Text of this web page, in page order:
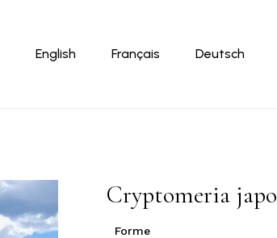
English Français Deutsch
Cryptomeria
Forme